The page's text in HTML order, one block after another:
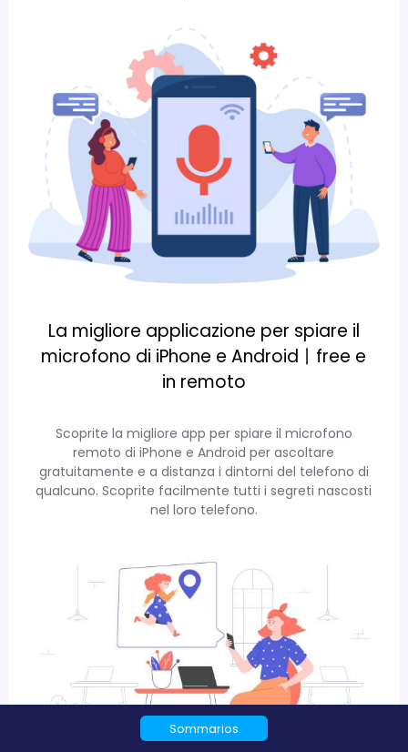
Sommarios
La migliore applicazione per spiare il
microfono di iPhone e Android丨free e
in remoto
Scoprite la migliore app per spiare il microfono
remoto di iPhone e Android per ascoltare
gratuitamente e a distanza i dintorni del telefono di
qualcuno. Scoprite facilmente tutti i segreti nascosti
nel loro telefono.